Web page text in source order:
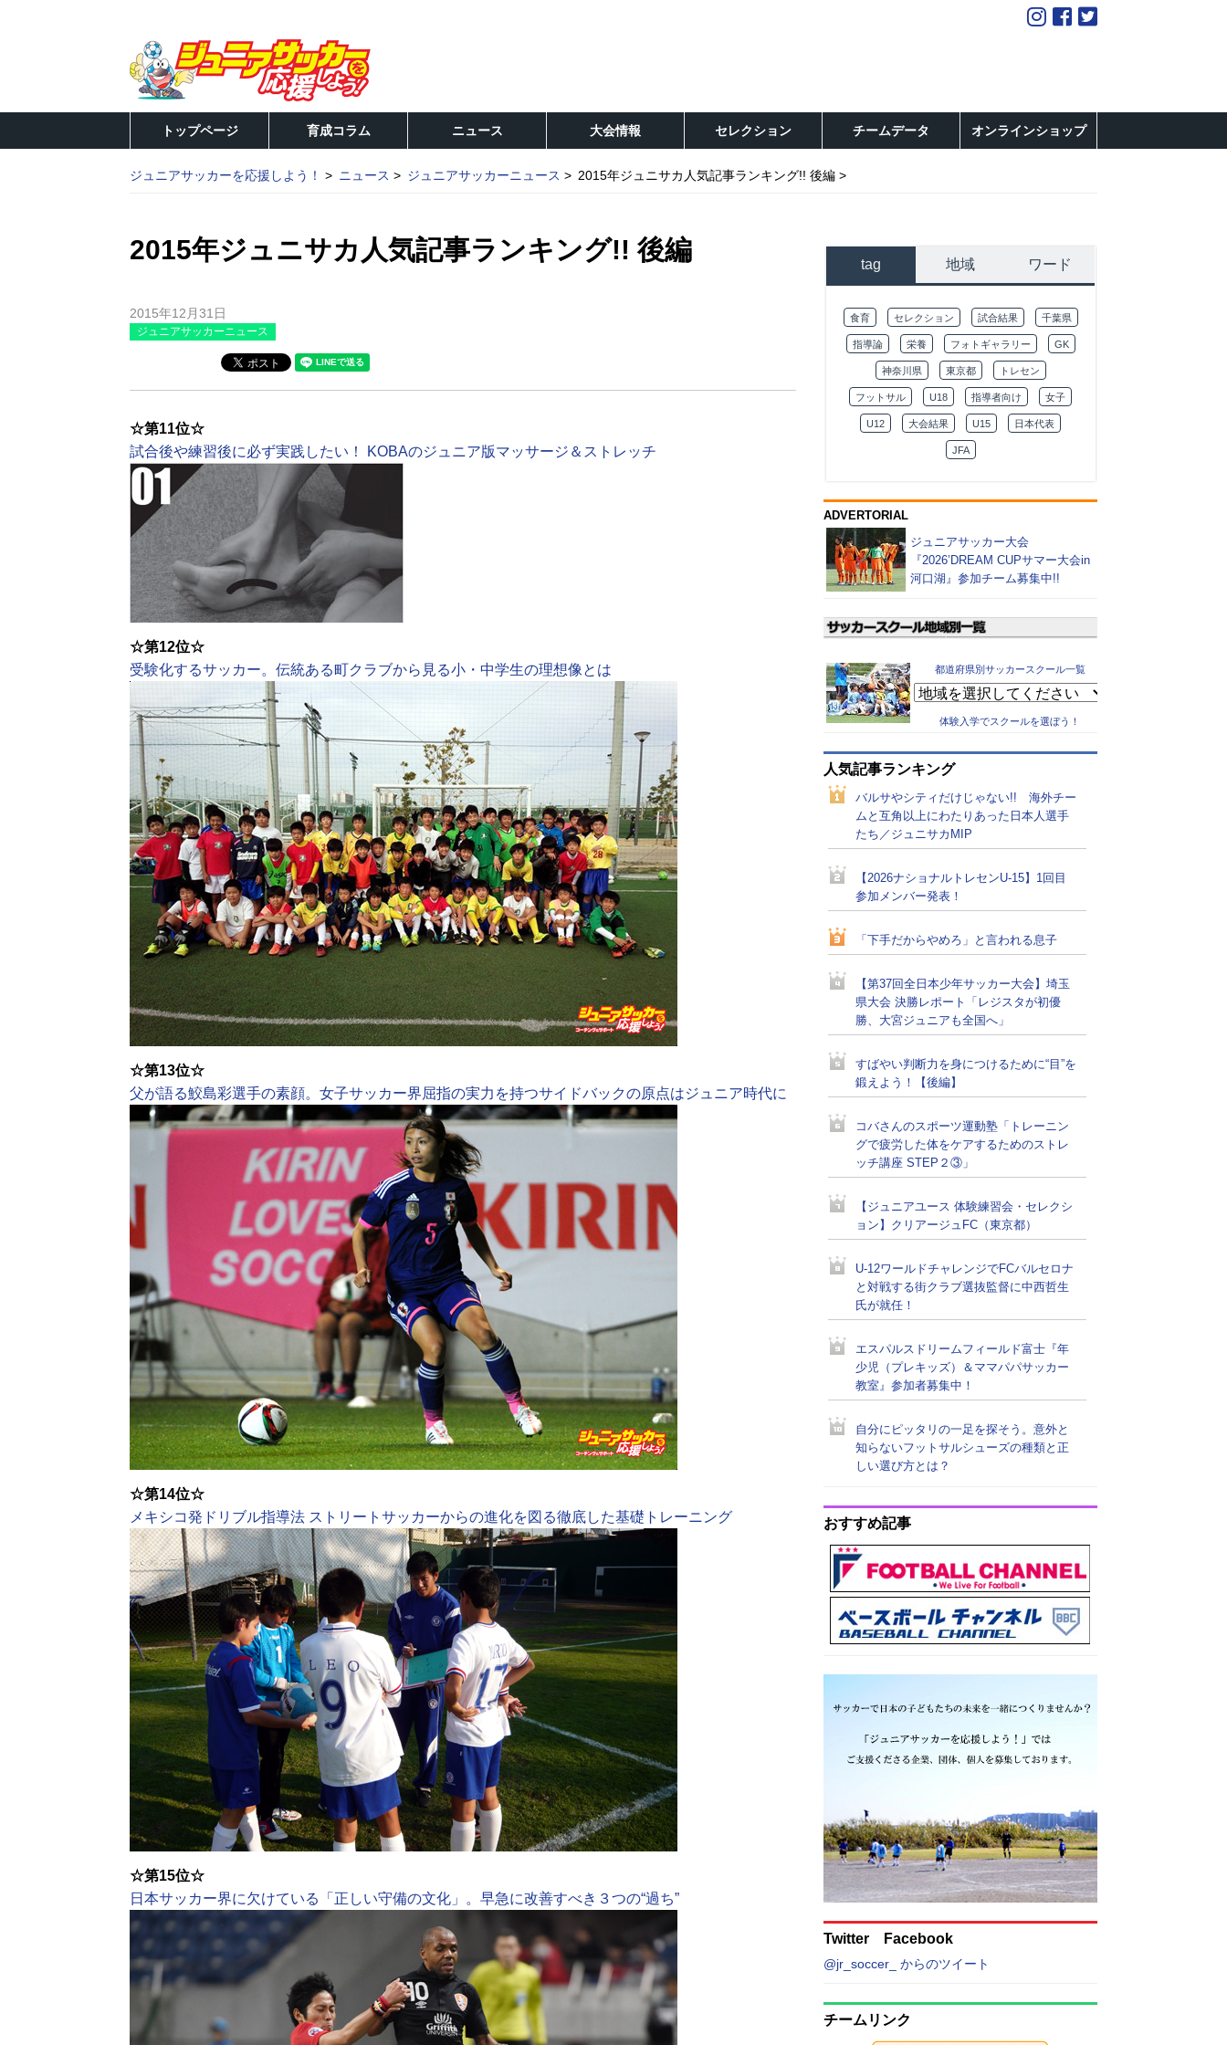
トップページ 育成コラム ニュース 大会情報 セレクション チームデータ オンラインショップ
ジュニアサッカーを応援しよう！ ニュース ジュニアサッカーニュース 2015年ジュニサカ人気記事ランキング!! 後編
2015年ジュニサカ人気記事ランキング!! 後編
2015年12月31日
ジュニアサッカーニュース
☆第11位☆
試合後や練習後に必ず実践したい！ KOBAのジュニア版マッサージ＆ストレッチ
☆第12位☆
受験化するサッカー。伝統ある町クラブから見る小・中学生の理想像とは
☆第13位☆
父が語る鮫島彩選手の素顔。女子サッカー界屈指の実力を持つサイドバックの原点はジュニア時代に
☆第14位☆
メキシコ発ドリブル指導法 ストリートサッカーからの進化を図る徹底した基礎トレーニング
☆第15位☆
日本サッカー界に欠けている「正しい守備の文化」。早急に改善すべき３つの“過ち”
tag 地域 ワード
食育 セレクション 試合結果 千葉県
指導論 栄養 フォトギャラリー GK
神奈川県 東京都 トレセン
フットサル U18 指導者向け 女子
U12 大会結果 U15 日本代表
JFA
ADVERTORIAL
ジュニアサッカー大会
『2026’DREAM CUPサマー大会in
河口湖』参加チーム募集中!!
都道府県別サッカースクール一覧
体験入学でスクールを選ぼう！
人気記事ランキング
バルサやシティだけじゃない!! 海外チー
ムと互角以上にわたりあった日本人選手
たち／ジュニサカMIP
【2026ナショナルトレセンU-15】1回目
参加メンバー発表！
「下手だからやめろ」と言われる息子
【第37回全日本少年サッカー大会】埼玉
県大会 決勝レポート「レジスタが初優
勝、大宮ジュニアも全国へ」
すばやい判断力を身につけるために“目”を
鍛えよう！【後編】
コバさんのスポーツ運動塾「トレーニン
グで疲労した体をケアするためのストレ
ッチ講座 STEP２③」
【ジュニアユース 体験練習会・セレクシ
ョン】クリアージュFC（東京都）
U-12ワールドチャレンジでFCバルセロナ
と対戦する街クラブ選抜監督に中西哲生
氏が就任！
エスパルスドリームフィールド富士『年
少児（プレキッズ）＆ママパパサッカー
教室』参加者募集中！
自分にピッタリの一足を探そう。意外と
知らないフットサルシューズの種類と正
しい選び方とは？
おすすめ記事
Twitter Facebook
@jr_soccer_ からのツイート
チームリンク